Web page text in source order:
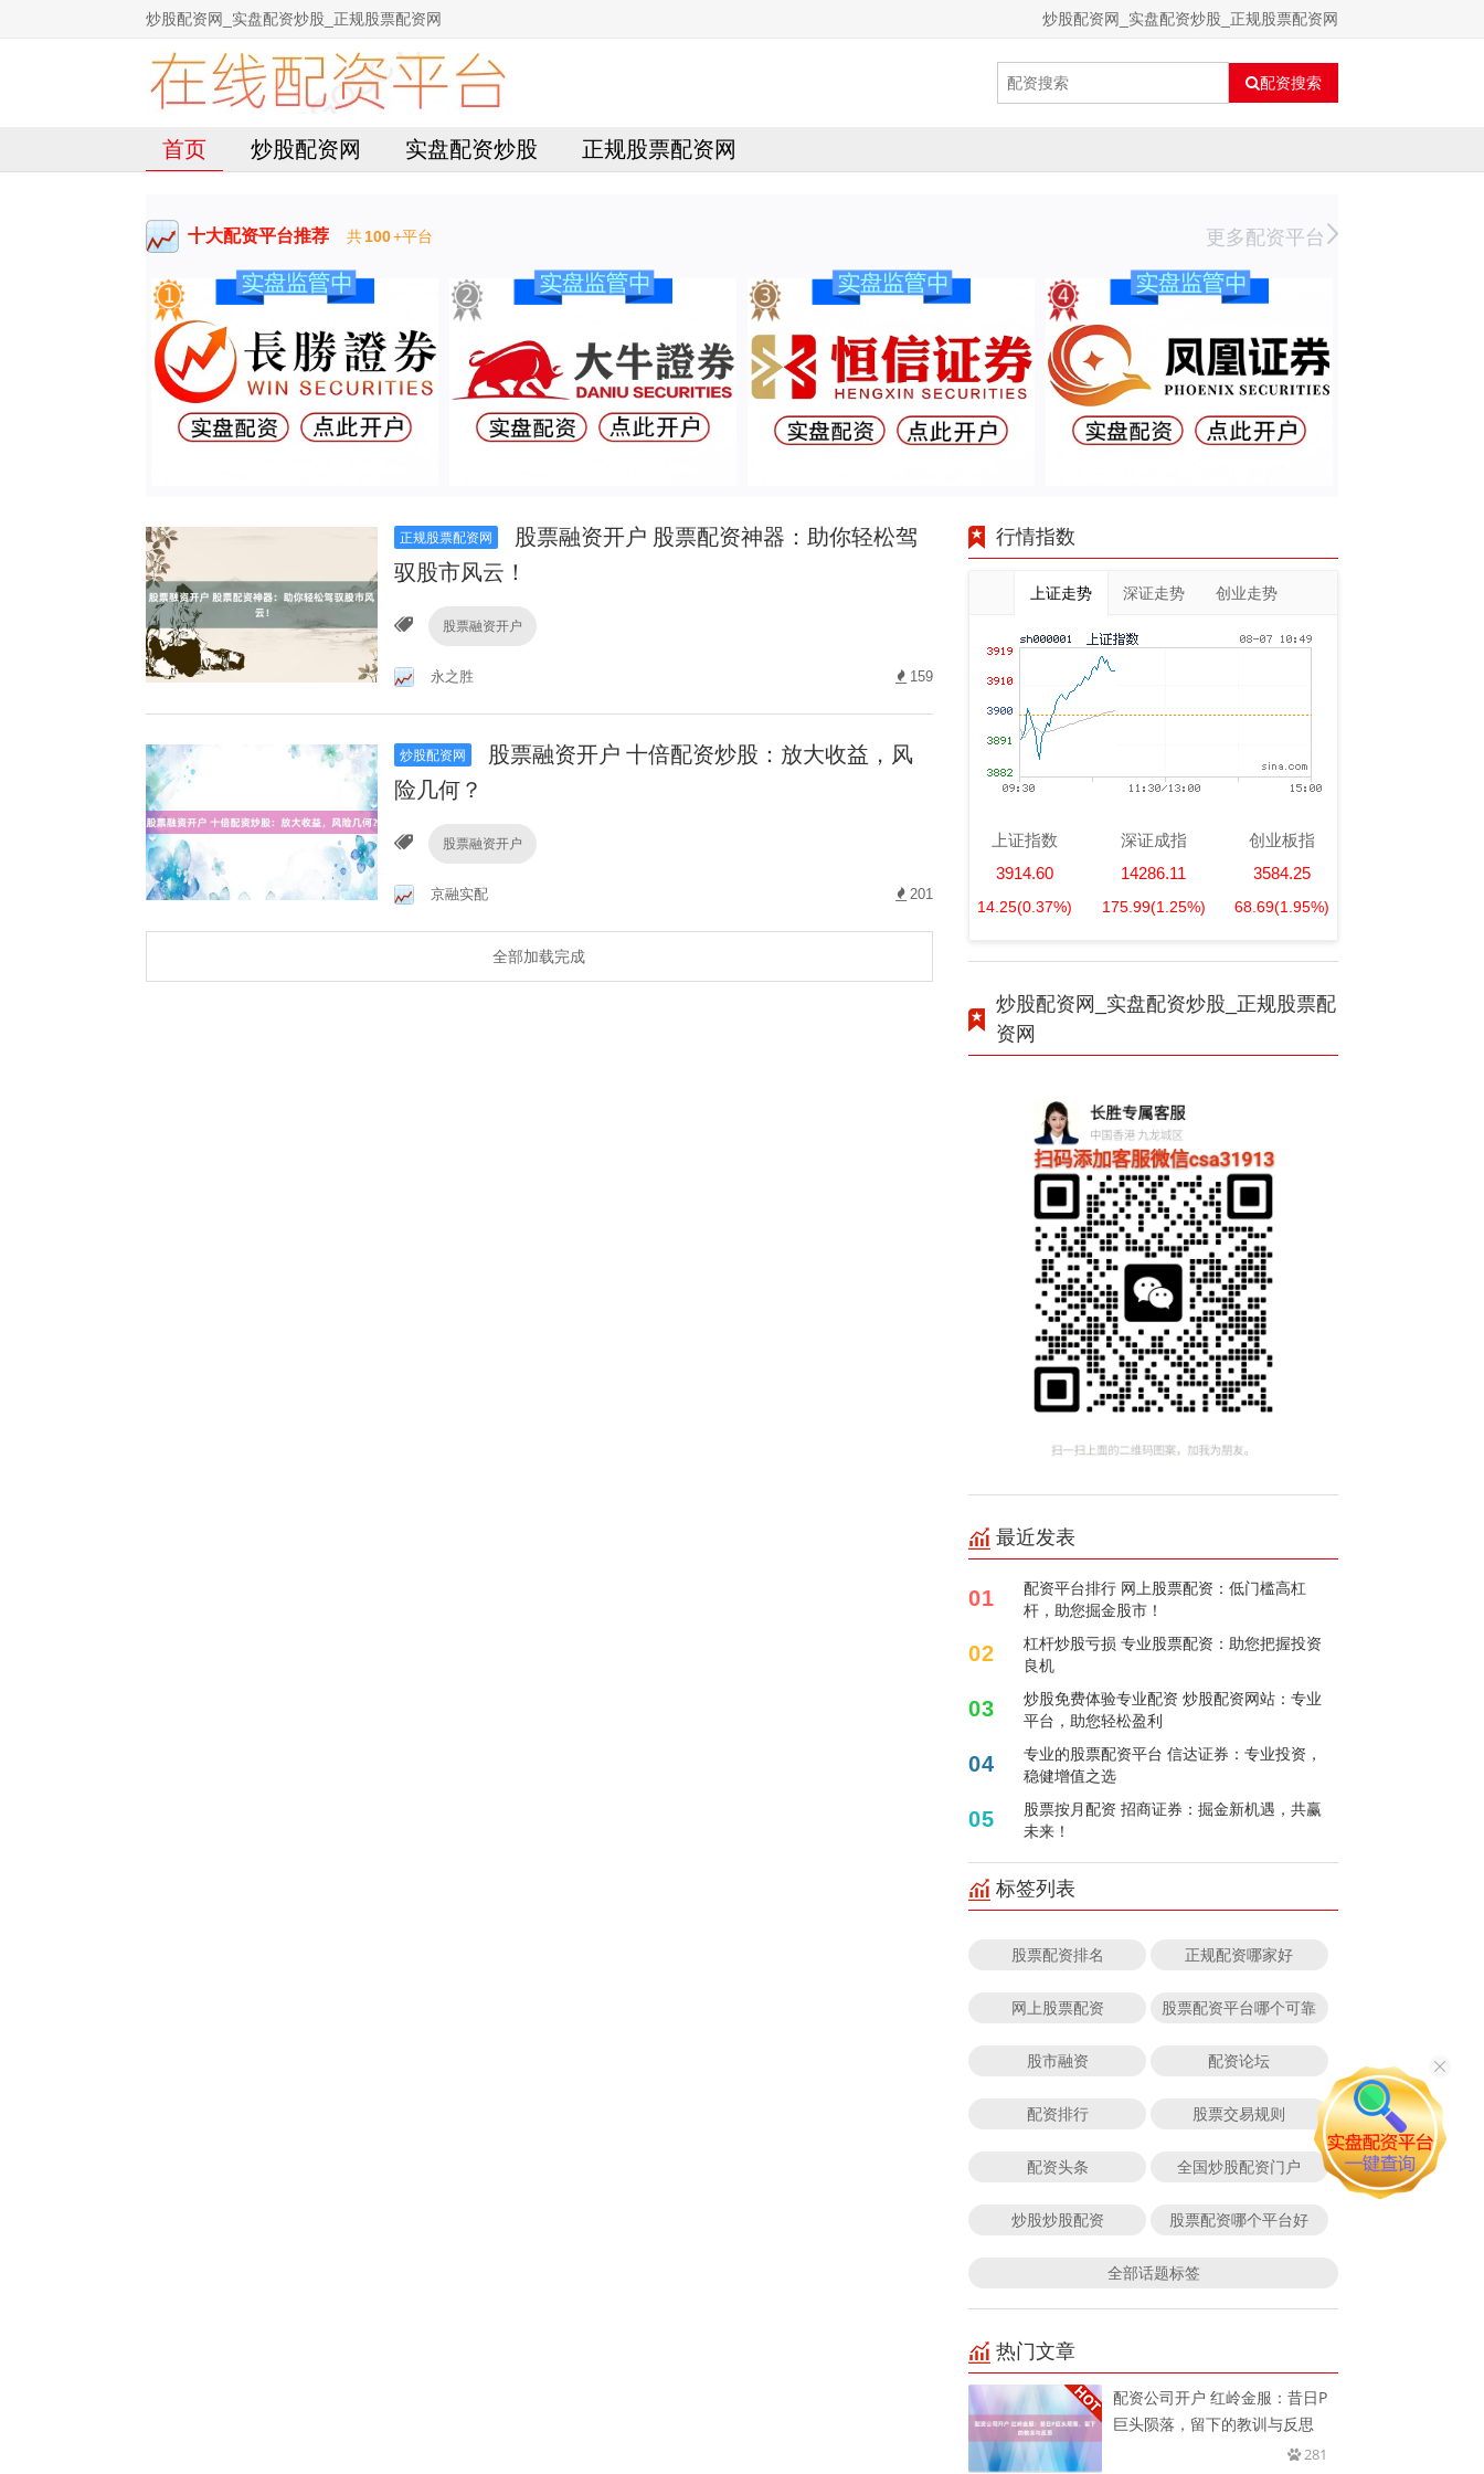
炒股配资网_实盘配资炒股_正规股票配资网 炒股配资网_实盘配资炒股_正规股票配资网
配资搜索
首页 炒股配资网 实盘配资炒股 正规股票配资网
十大配资平台推荐 共100+平台 更多配资平台
正规股票配资网
股票融资开户 股票配资神器：助你轻松驾
驭股市风云！
股票融资开户
永之胜 159
炒股配资网
股票融资开户 十倍配资炒股：放大收益，风
险几何？
股票融资开户
京融实配 201
全部加载完成
行情指数
上证走势 深证走势 创业走势
上证指数
3914.60
14.25(0.37%)
深证成指
14286.11
175.99(1.25%)
创业板指
3584.25
68.69(1.95%)
炒股配资网_实盘配资炒股_正规股票配
资网
最近发表
01
配资平台排行 网上股票配资：低门槛高杠
杆，助您掘金股市！
02
杠杆炒股亏损 专业股票配资：助您把握投资
良机
03
炒股免费体验专业配资 炒股配资网站：专业
平台，助您轻松盈利
04
专业的股票配资平台 信达证券：专业投资，
稳健增值之选
05
股票按月配资 招商证券：掘金新机遇，共赢
未来！
标签列表
股票配资排名 正规配资哪家好
网上股票配资 股票配资平台哪个可靠
股市融资 配资论坛
配资排行 股票交易规则
配资头条 全国炒股配资门户
炒股炒股配资 股票配资哪个平台好
全部话题标签
热门文章
配资公司开户 红岭金服：昔日P
巨头陨落，留下的教训与反思
281